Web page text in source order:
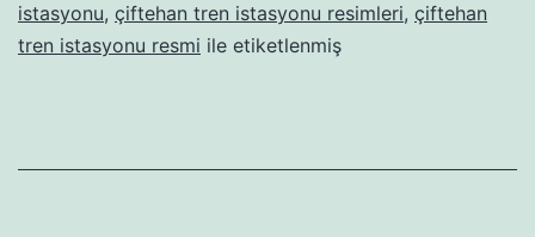
istasyonu, çiftehan tren istasyonu resimleri, çiftehan
tren istasyonu resmi ile etiketlenmiş